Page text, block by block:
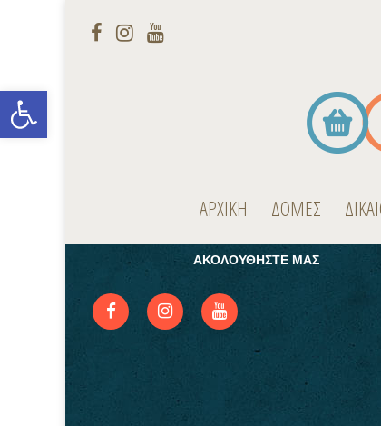
Open toolbar
ΑΡΧΙΚΗ ΔΟΜΕΣ
ΕΓΓΡΑΦΕΙΤΕ ΣΤΟ NEWSLETTER
Παραμείνετε ενημερωμένοι για τις δράσεις μας
ΑΚΟΛΟΥΘΗΣΤΕ ΜΑΣ